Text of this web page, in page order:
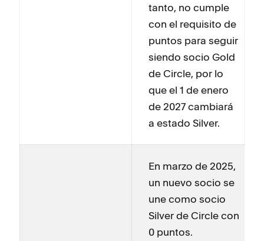
tanto, no cumple
con el requisito de
puntos para seguir
siendo socio Gold
de Circle, por lo
que el 1 de enero
de 2027 cambiará
a estado Silver.
En marzo de 2025,
un nuevo socio se
une como socio
Silver de Circle con
0 puntos.